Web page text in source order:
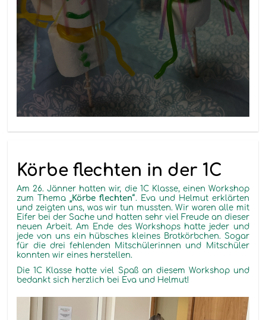
Körbe flechten in der 1C
Am 26. Jänner hatten wir, die 1C Klasse, einen Workshop
zum Thema
„Körbe flechten“. Eva und Helmut erklärten
und zeigten uns, was wir tun mussten. Wir waren alle mit
Eifer bei der Sache und hatten sehr viel Freude an dieser
neuen Arbeit. Am Ende des Workshops hatte jeder und
jede von uns ein hübsches kleines Brotkörbchen. Sogar
für die drei fehlenden Mitschülerinnen und Mitschüler
konnten wir eines herstellen.
Die 1C Klasse hatte viel Spaß an diesem Workshop und
bedankt sich herzlich bei Eva und Helmut!